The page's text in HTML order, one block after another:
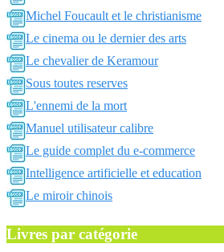
Michel Foucault et le christianisme
Le cinema ou le dernier des arts
Le chevalier de Keramour
Sous toutes reserves
L'ennemi de la mort
Manuel utilisateur calibre
Le guide complet du e-commerce
Intelligence artificielle et education
Le miroir chinois
Livres par catégorie